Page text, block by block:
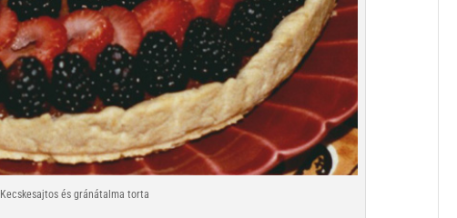
Kecskesajtos és gránátalma torta